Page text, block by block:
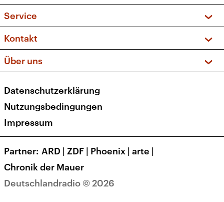
Sendungen und Podcasts
Musikliste
Kakadu – Das Kinderprogramm
Frequenzen (UKW + DAB+)
Service
FAQ
Apps
Newsletter
Veranstaltungen
Kontakt
Social Media
Über uns
Presse
Karriere
Transparenz
Deutschlandradio © 2026
Datenschutzerklärung
Nutzungsbedingungen
Impressum
Partner ARD | ZDF | Phoenix | arte |
Chronik der Mauer